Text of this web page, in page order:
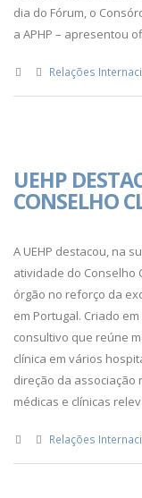
dia do Fórum, o
a APHP – apresentou
Relações
UEHP
CONSELHO
A UEHP destacou, na
atividade do Conselho
órgão no reforço da
em Portugal. Criado
consultivo que reúne
clínica em vários
direção da associação
médicas e clínicas
Relações